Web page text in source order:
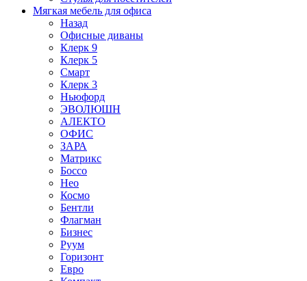
Мягкая мебель для офиса
Назад
Офисные диваны
Клерк 9
Клерк 5
Смарт
Клерк 3
Ньюфорд
ЭВОЛЮШН
АЛЕКТО
ОФИС
ЗАРА
Матрикс
Боссо
Нео
Космо
Бентли
Флагман
Бизнес
Руум
Горизонт
Евро